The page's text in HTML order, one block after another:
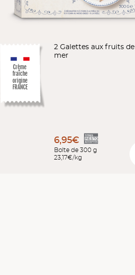
Crème
fraîche
origine
FRANCE
2 Galettes aux fruits de
mer
6,95€
Boîte de 300 g
23,17€/kg